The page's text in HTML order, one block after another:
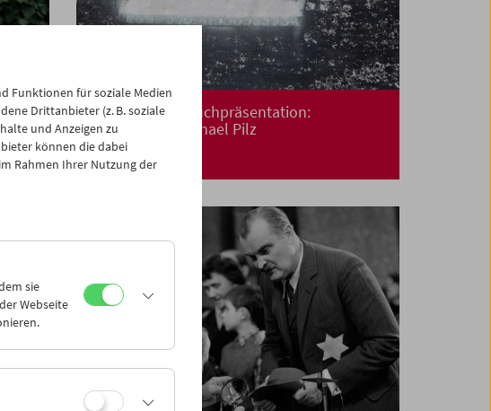
Premiere und Buchpräsentation:
Floating
von Michael Pilz
Funktionen für soziale Medien
Drittanbieter (z. B. soziale
und Anzeigen zu
können die dabei
Rahmen Ihrer Nutzung der
sie
Webseite